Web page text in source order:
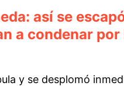
así se
a condenar
y se desplomó